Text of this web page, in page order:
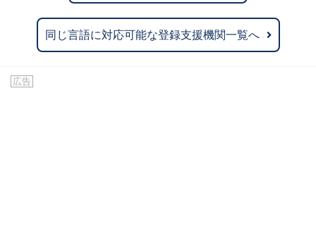
同じ言語に対応可能な登録支援機関一覧へ
広告